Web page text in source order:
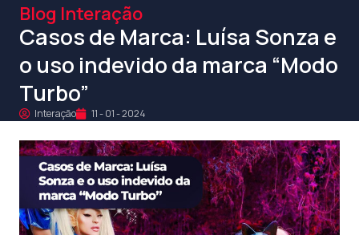
Blog Interação
Casos de Marca: Luísa Sonza e
o uso indevido da marca “Modo
Turbo”
Interação 11 - 01 - 2024